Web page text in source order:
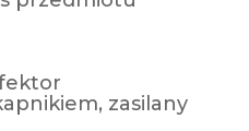
zasilany